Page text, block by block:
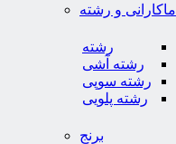
ماکارانی و رشته
رشته
رشته آشی
رشته سوپی
رشته پلویی
برنج